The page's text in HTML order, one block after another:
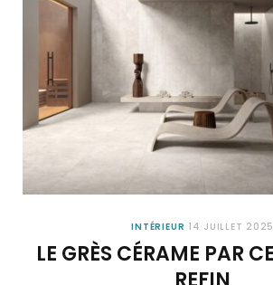
INTÉRIEUR 14 JUILLET 2025
LE GRÈS CÉRAME PAR